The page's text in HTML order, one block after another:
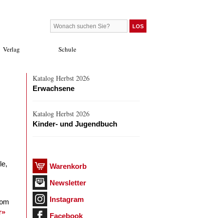
Verlag Schule
Katalog Herbst 2026
Erwachsene
Katalog Herbst 2026
Kinder- und Jugendbuch
Warenkorb
Newsletter
Instagram
Facebook